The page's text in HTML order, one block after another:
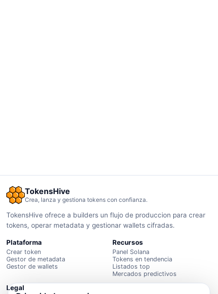
TokensHive
Crea, lanza y gestiona tokens con confianza.
TokensHive ofrece a builders un flujo de produccion para crear
tokens, operar metadata y gestionar wallets cifradas.
Plataforma
Crear token
Gestor de metadata
Gestor de wallets
Recursos
Panel Solana
Tokens en tendencia
Listados top
Mercados predictivos
Legal